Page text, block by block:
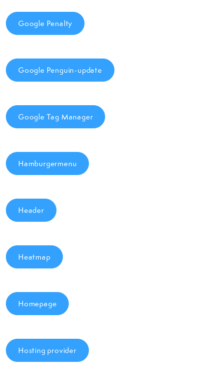
Google Penalty
Google Penguin-update
Google Tag Manager
Hamburgermenu
Header
Heatmap
Homepage
Hosting provider